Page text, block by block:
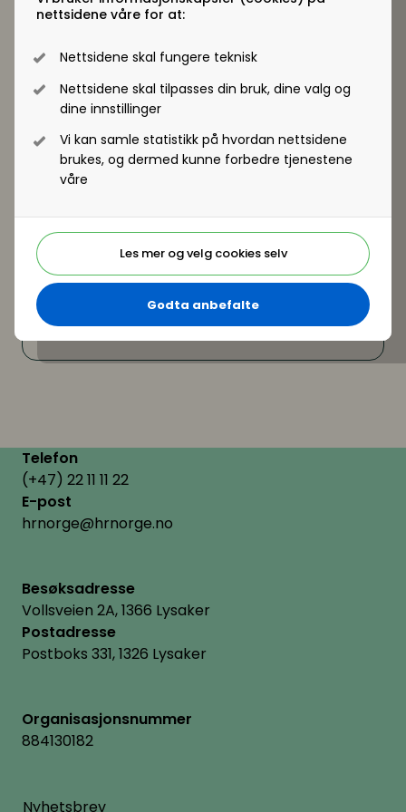
nettsidene våre for at:
Nettsidene skal fungere teknisk
Nettsidene skal tilpasses din bruk, dine valg og
dine innstillinger
Vi kan samle statistikk på hvordan nettsidene
brukes, og dermed kunne forbedre tjenestene
våre
Les mer og velg cookies selv
Godta anbefalte
Hanne Revholt,leder for rekruttering i
Telefon
(+47) 22 11 11 22
E-post
hrnorge@hrnorge.no
Besøksadresse
Vollsveien 2A, 1366 Lysaker
Postadresse
Postboks 331, 1326 Lysaker
Organisasjonsnummer
884130182
Nyhetsbrev